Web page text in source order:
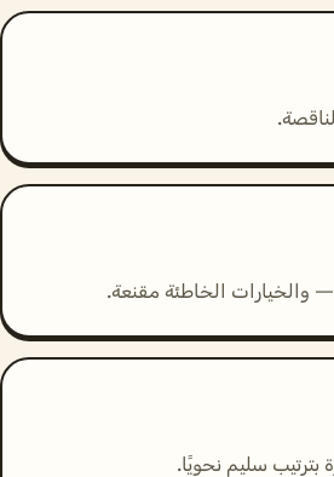
والخيارات الخاطئة مقنعة.
بترتيب سليم نحويًا.